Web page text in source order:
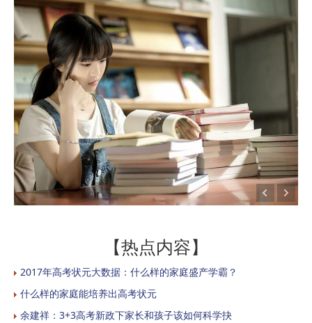
【热点内容】
2017年高考状元大数据：什么样的家庭盛产学霸？
什么样的家庭能培养出高考状元
余建祥：3+3高考新政下家长和孩子该如何科学抉